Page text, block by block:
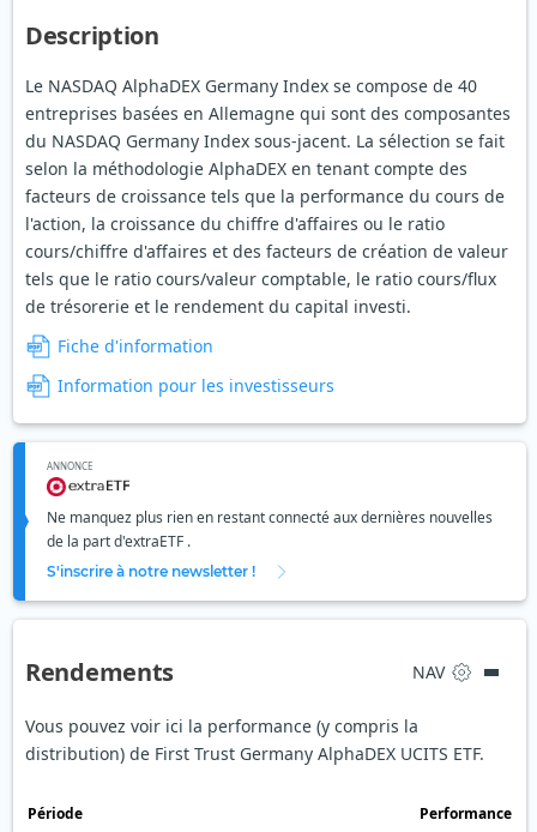
Description
Le NASDAQ AlphaDEX Germany Index se compose de 40
entreprises basées en Allemagne qui sont des composantes
du NASDAQ Germany Index sous-jacent. La sélection se fait
selon la méthodologie AlphaDEX en tenant compte des
facteurs de croissance tels que la performance du cours de
l'action, la croissance du chiffre d'affaires ou le ratio
cours/chiffre d'affaires et des facteurs de création de valeur
tels que le ratio cours/valeur comptable, le ratio cours/flux
de trésorerie et le rendement du capital investi.
Fiche d'information
Information pour les investisseurs
ANNONCE
Ne manquez plus rien en restant connecté aux dernières nouvelles
de la part d'extraETF .
S'inscrire à notre newsletter !
Rendements NAV
Vous pouvez voir ici la performance (y compris la
distribution) de First Trust Germany AlphaDEX UCITS ETF.
Période Performance